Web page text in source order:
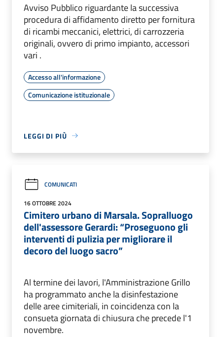
Avviso Pubblico riguardante la successiva
procedura di affidamento diretto per fornitura
di ricambi meccanici, elettrici, di carrozzeria
originali, ovvero di primo impianto, accessori
vari .
Accesso all'informazione
Comunicazione istituzionale
LEGGI DI PIÙ
COMUNICATI
16 OTTOBRE 2024
Cimitero urbano di Marsala. Sopralluogo
dell'assessore Gerardi: “Proseguono gli
interventi di pulizia per migliorare il
decoro del luogo sacro”
Al termine dei lavori, l'Amministrazione Grillo
ha programmato anche la disinfestazione
delle aree cimiteriali, in coincidenza con la
consueta giornata di chiusura che precede l'1
novembre.